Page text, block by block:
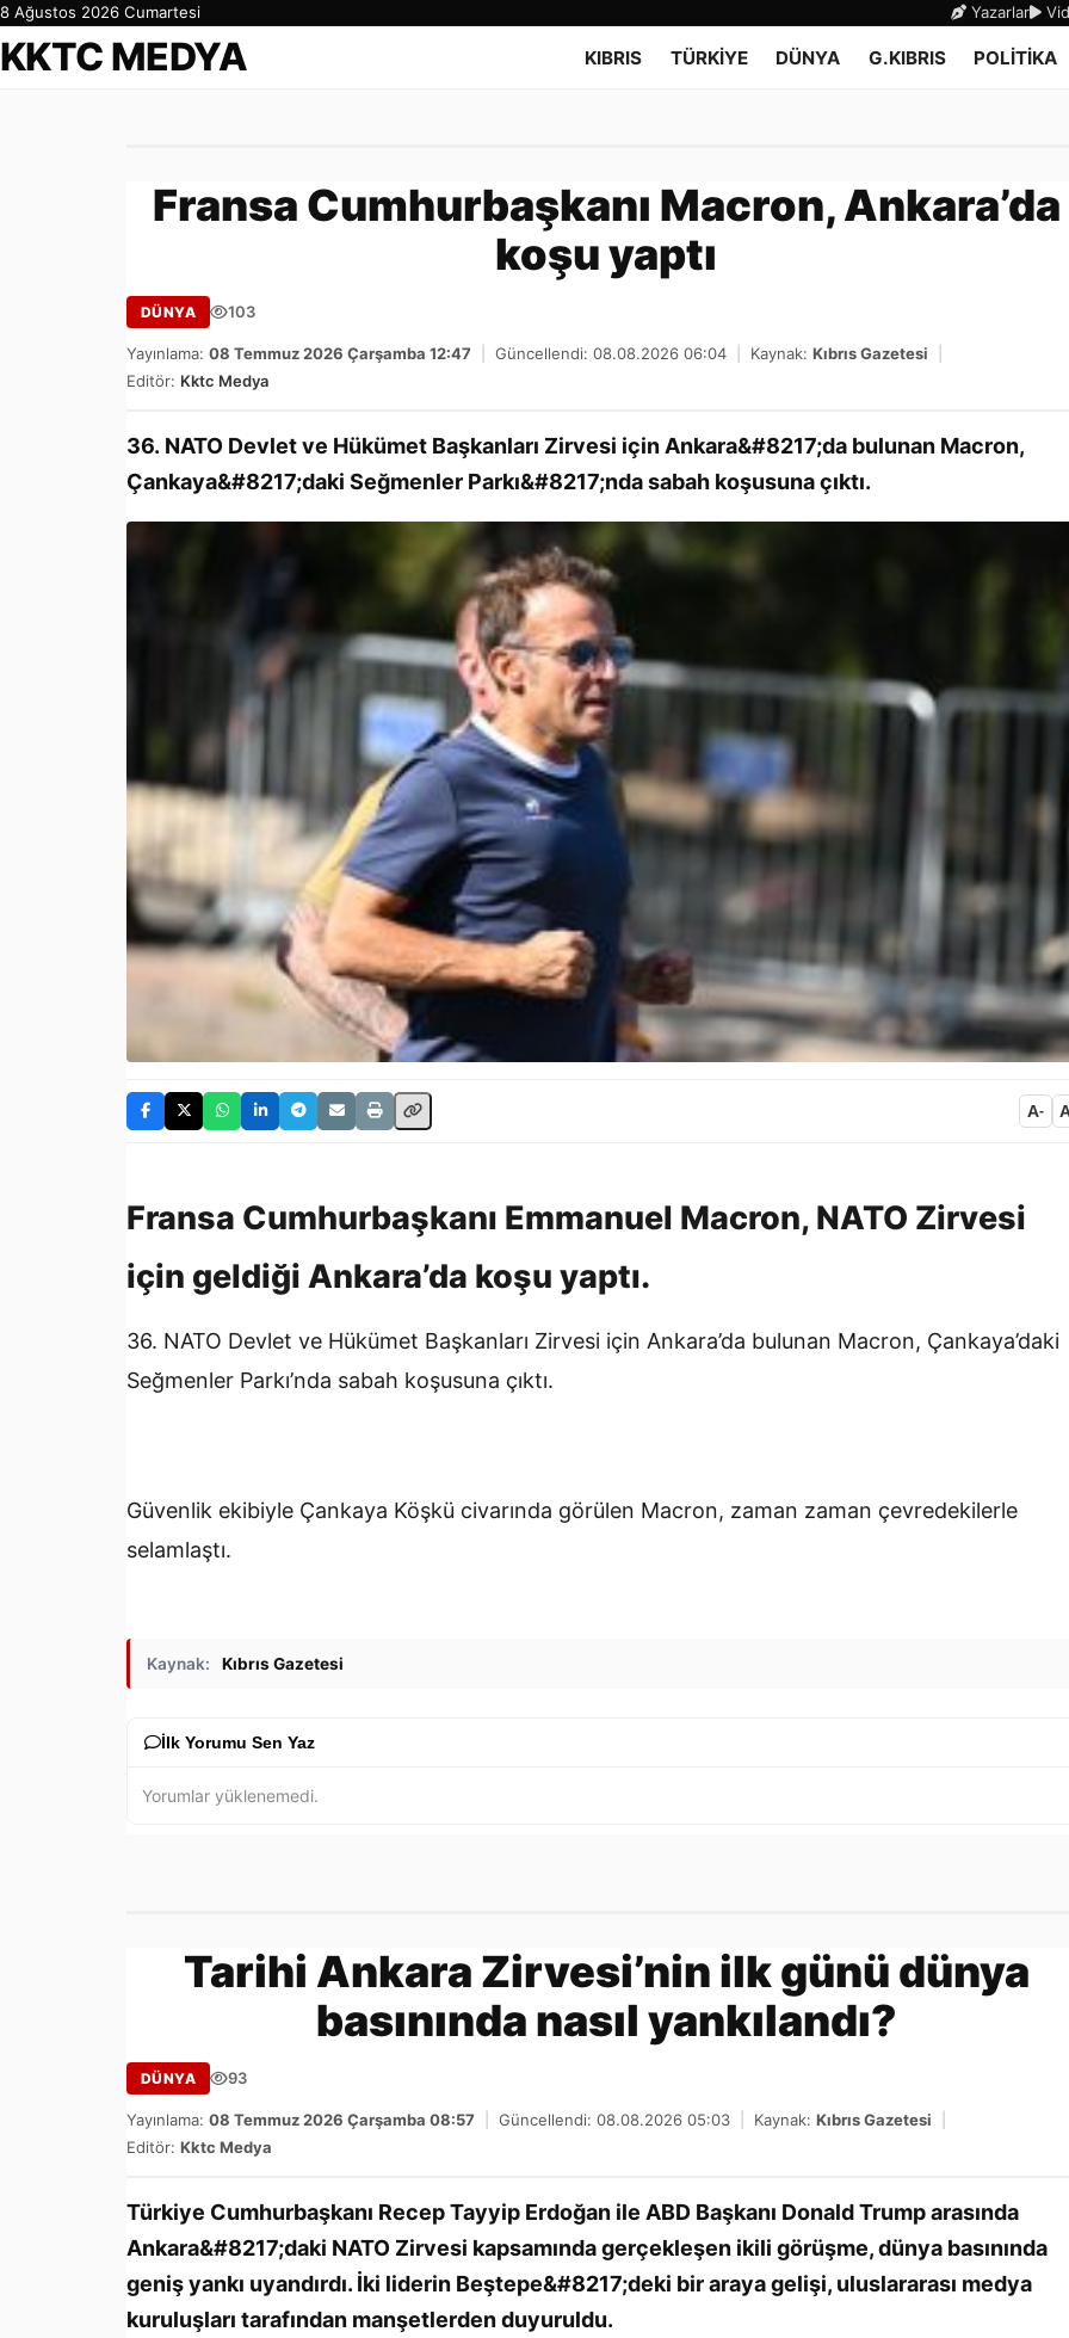
8 Ağustos 2026 Cumartesi Yazarlar
KKTC MEDYA KIBRIS TÜRKİYE DÜNYA G.KIBRIS POLİTİKA
Fransa Cumhurbaşkanı Macron, Ankara’da
koşu yaptı
DÜNYA 103
Yayınlama: 08 Temmuz 2026 Çarşamba 12:47 Güncellendi: 08.08.2026 06:04 Kaynak: Kıbrıs Gazetesi
Editör: Kktc Medya
36.⁠ NATO Devlet ve Hükümet Başkanları Zirvesi için Ankara&#8217;da bulunan Macron,
Çankaya&#8217;daki Seğmenler Parkı&#8217;nda sabah koşusuna çıktı.
A-
Fransa Cumhurbaşkanı Emmanuel Macron, NATO Zirvesi
için geldiği Ankara’da koşu yaptı.
36.⁠ NATO Devlet ve Hükümet Başkanları Zirvesi için Ankara’da bulunan Macron, Çankaya’daki
Seğmenler Parkı’nda sabah koşusuna çıktı.
Güvenlik ekibiyle Çankaya Köşkü civarında görülen Macron, zaman zaman çevredekilerle
selamlaştı.
Kaynak: Kıbrıs Gazetesi
İlk Yorumu Sen Yaz
Yorumlar yüklenemedi.
Tarihi Ankara Zirvesi’nin ilk günü dünya
basınında nasıl yankılandı?
DÜNYA 93
Yayınlama: 08 Temmuz 2026 Çarşamba 08:57 Güncellendi: 08.08.2026 05:03 Kaynak: Kıbrıs Gazetesi
Editör: Kktc Medya
Türkiye Cumhurbaşkanı Recep Tayyip Erdoğan ile ABD Başkanı Donald Trump arasında
Ankara&#8217;daki NATO Zirvesi kapsamında gerçekleşen ikili görüşme, dünya basınında
geniş yankı uyandırdı. İki liderin Beştepe&#8217;deki bir araya gelişi, uluslararası medya
kuruluşları tarafından manşetlerden duyuruldu.